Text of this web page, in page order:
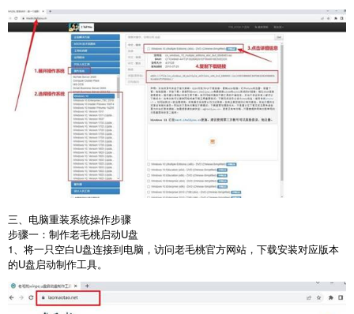
三、电脑重装系统操作步骤
步骤一：制作老毛桃启动U盘
1、将一只空白U盘连接到电脑，访问老毛桃官方网站，下载安装对应版本
的U盘启动制作工具。